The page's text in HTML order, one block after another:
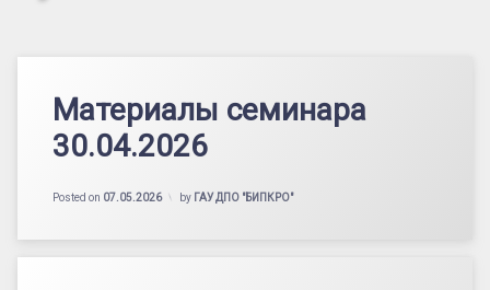
Материалы семинара
30.04.2026
Posted on 07.05.2026 by ГАУ ДПО "БИПКРО"